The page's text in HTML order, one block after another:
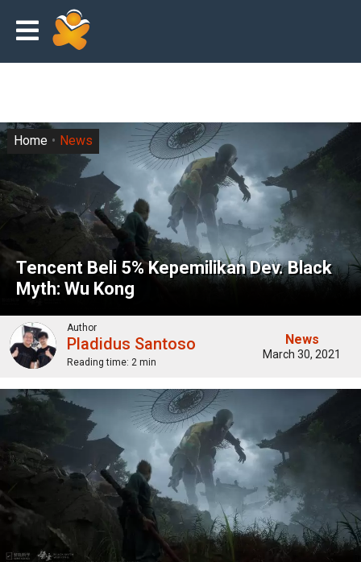
Tencent Beli 5% Kepemilikan Dev. Black
Myth: Wu Kong
Home News
Author
Pladidus Santoso
Reading time: 2 min
News
March 30, 2021